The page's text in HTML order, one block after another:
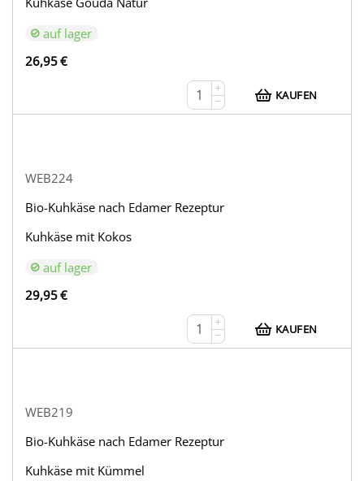
auf lager
26,95€
+
−
KAUFEN
WEB224
Bio-Kuhkäse nach Edamer Rezeptur
Kuhkäse mit Kokos
auf lager
29,95€
+
−
KAUFEN
WEB219
Bio-Kuhkäse nach Edamer Rezeptur
Kuhkäse mit Kümmel